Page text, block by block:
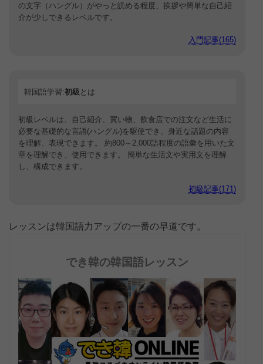
の文字（ハングル）がやっと読める程度、挨拶や簡単な自己紹
介が少しできるレベルです。
入門記事(165)
韓国語学習:初級 とは
初級レベルは、自己紹介、買い物、飲食店での注文など生活に
必要な基礎的な言語(ハングル)を駆使でき、身近な話題の内容
を理解、表現できます。 約800～2,000語程度の語彙を用いた文
章を理解でき、使用できます。 簡単な生活文や実用文を理解
し、構成できます。
初級記事(171)
レッスンは韓国語力アップの一番の早道です。
でき韓の韓国語レッスン